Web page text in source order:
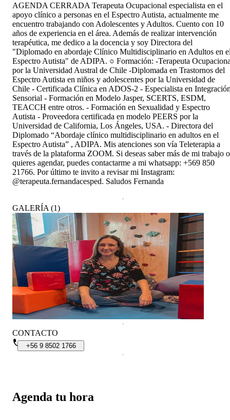
Agenda tu hora
AGENDA CERRADA Terapeuta Ocupacional especialista en el
apoyo clínico a personas en el Espectro Autista, actualmente me
encuentro trabajando con Adolescentes y Adultos. Cuento con 10
años de experiencia en el área. Además de realizar intervención
terapéutica, me dedico a la docencia y soy Directora del
"Diplomado en abordaje Clínico Multidisciplinario en Adultos en
Espectro Autista" de ADIPA. ○ Formación: -Terapeuta
por la Universidad Austral de Chile -Diplomada en Trastornos del
Espectro Autista en niños y adolescentes por la Universidad de
Chile - Certificada Clínica en ADOS-2 - Especialista en
Sensorial - Formación en Modelo Jasper, SCERTS, ESDM,
TEACCH entre otros. - Formación en Sexualidad y Espectro
Autista - Proveedora certificada en modelo PEERS por la
Universidad de California, Los Ángeles, USA. - Directora del
Diplomado “Abordaje clínico multidisciplinario en adultos en el
Espectro Autista” , ADIPA. Mis atenciones son vía Teleterapia a
través de la plataforma ZOOM. Si deseas saber más de mi trabajo o
quieres agendar, puedes contactarme a mi whatsapp: +569 850
21766. Por último te invito a revisar mi Instagram:
@terapeuta.fernandacesped. Saludos Fernanda
GALERÍA (1)
CONTACTO
+56 9 8502 1766